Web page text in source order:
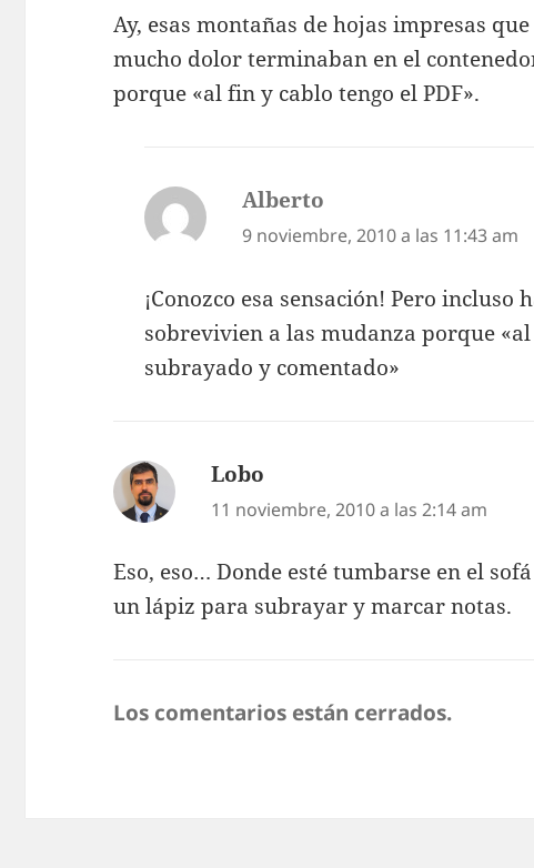
Ay, esas montañas de hojas impresas
mucho dolor terminaban en el
porque «al fin y cablo tengo el PDF».
Alberto
9 noviembre, 2010 a las 11:43 am
¡Conozco esa sensación! Pero incluso
sobrevivien a las mudanza porque
subrayado y comentado»
Lobo
11 noviembre, 2010 a las 2:14 am
Eso, eso… Donde esté tumbarse en el
un lápiz para subrayar y marcar notas.
Los comentarios están cerrados.